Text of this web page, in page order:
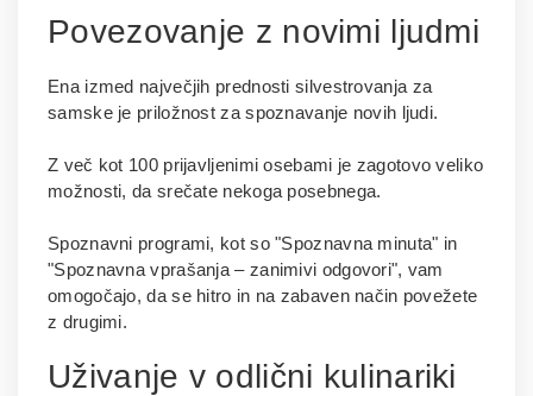
Povezovanje z novimi ljudmi
Ena izmed največjih prednosti silvestrovanja za
samske je priložnost za spoznavanje novih ljudi.
Z več kot 100 prijavljenimi osebami je zagotovo veliko
možnosti, da srečate nekoga posebnega.
Spoznavni programi, kot so "Spoznavna minuta" in
"Spoznavna vprašanja – zanimivi odgovori", vam
omogočajo, da se hitro in na zabaven način povežete
z drugimi.
Uživanje v odlični kulinariki